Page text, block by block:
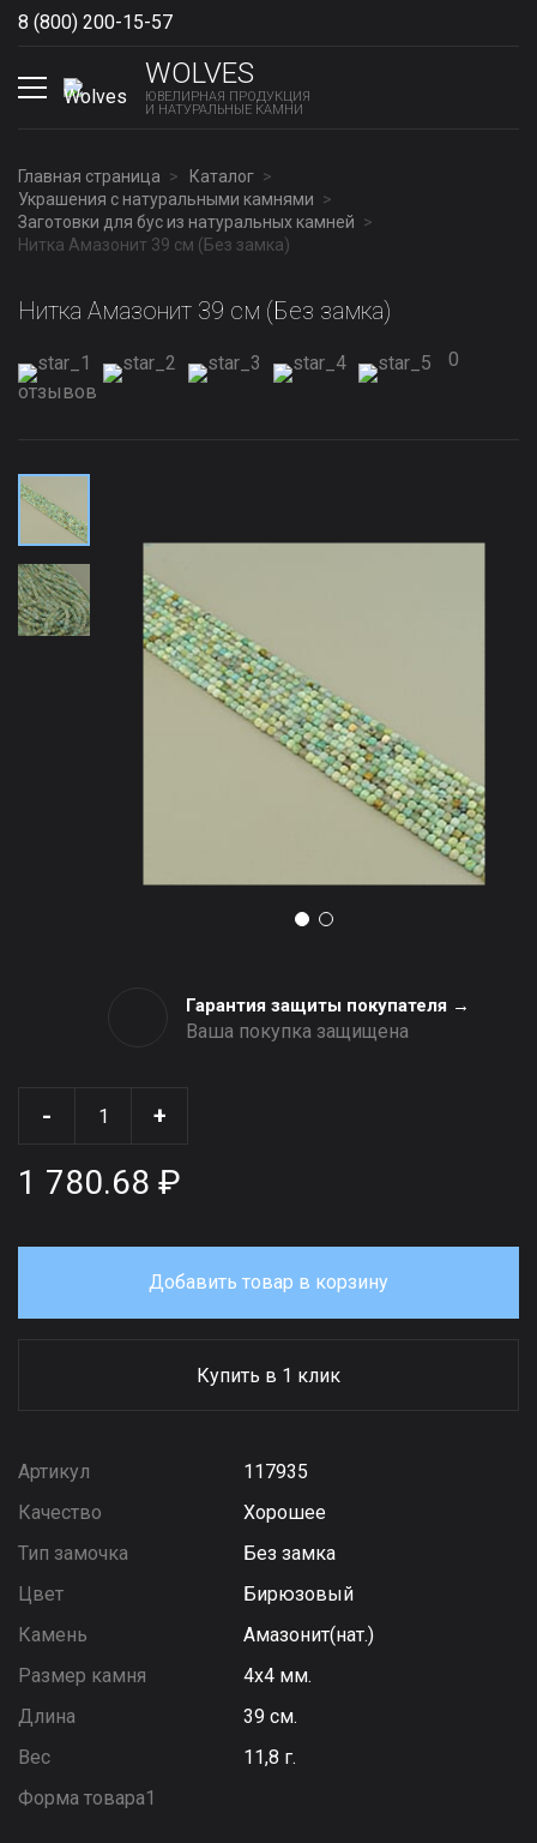
8 (800) 200-15-57
WOLVES
ЮВЕЛИРНАЯ ПРОДУКЦИЯ
И НАТУРАЛЬНЫЕ КАМНИ
Главная страница
Каталог
Украшения с натуральными камнями
Заготовки для бус из натуральных камней
Нитка Амазонит 39 см (Без замка)
Нитка Амазонит 39 см (Без замка)
0
отзывов
Гарантия защиты покупателя →
Ваша покупка защищена
- +
1 780.68 ₽
Добавить товар в корзину
Купить в 1 клик
Артикул
117935
Качество
Хорошее
Тип замочка
Без замка
Цвет
Бирюзовый
Камень
Амазонит(нат.)
Размер камня
4х4 мм.
Длина
39 см.
Вес
11,8 г.
Форма товара1